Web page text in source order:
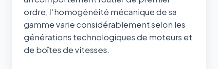
ordre, l'homogénéité mécanique de sa
gamme varie considérablement selon les
générations technologiques de moteurs et
de boîtes de vitesses.